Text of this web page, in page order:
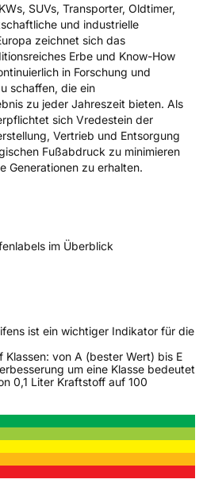
SUVs, Transporter, Oldtimer,
und industrielle
zeichnet sich das
Erbe und Know-How
in Forschung und
schaffen, die ein
zu jeder Jahreszeit bieten. Als
sich Vredestein der
Vertrieb und Entsorgung
Fußabdruck zu minimieren
Generationen zu erhalten.
im Überblick
ist ein wichtiger Indikator für die
von A (bester Wert) bis E
um eine Klasse bedeutet
0,1 Liter Kraftstoff auf 100